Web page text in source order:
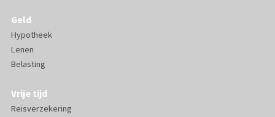
Geld
Hypotheek
Lenen
Belasting
Vrije tijd
Reisverzekering